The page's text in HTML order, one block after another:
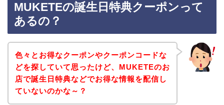
MUKETEの誕生日特典クーポンって
あるの？
色々とお得なクーポンやクーポンコードな
どを探していて思ったけど、MUKETEのお
店で誕生日特典などでお得な情報を配信し
ていないのかな～？